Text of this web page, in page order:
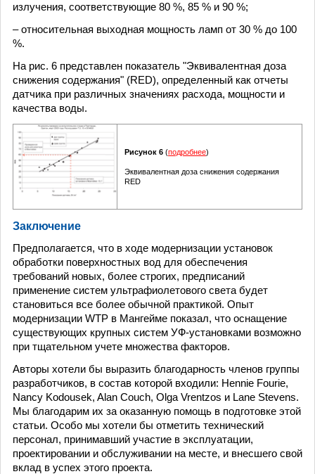
излучения, соответствующие 80 %, 85 % и 90 %;
– относительная выходная мощность ламп от 30 % до 100
%.
На рис. 6 представлен показатель "Эквивалентная доза
снижения содержания" (RED), определенный как отчеты
датчика при различных значениях расхода, мощности и
качества воды.
Рисунок 6 (подробнее)
Эквивалентная доза снижения содержания
RED
Заключение
Предполагается, что в ходе модернизации установок
обработки поверхностных вод для обеспечения
требований новых, более строгих, предписаний
применение систем ультрафиолетового света будет
становиться все более обычной практикой. Опыт
модернизации WTP в Мангейме показал, что оснащение
существующих крупных систем УФ-установками возможно
при тщательном учете множества факторов.
Авторы хотели бы выразить благодарность членов группы
разработчиков, в состав которой входили: Hennie Fourie,
Nancy Kodousek, Alan Couch, Olga Vrentzos и Lane Stevens.
Мы благодарим их за оказанную помощь в подготовке этой
статьи. Особо мы хотели бы отметить технический
персонал, принимавший участие в эксплуатации,
проектировании и обслуживании на месте, и внесшего свой
вклад в успех этого проекта.